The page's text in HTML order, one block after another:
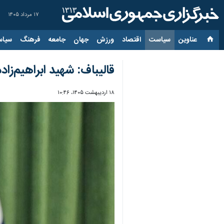
۱۷ مرداد ۱۴۰۵
عناوین‌ سیاست اقتصاد ورزش جهان جامعه فرهنگ
قالیباف: شهید
۱۸ اردیبهشت ۱۴۰۵، ۱۰:۴۶